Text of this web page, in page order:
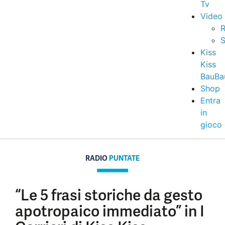
Tv
Video
Kiss
Kiss
Shop
Entra
in
gioco
RADIO PUNTATE
“Le 5 frasi storiche da gesto
apotropaico immediato” in I